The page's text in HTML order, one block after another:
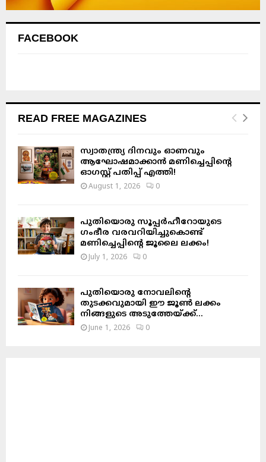
FACEBOOK
READ FREE MAGAZINES
സ്വാതന്ത്ര്യ ദിനവും ഓണവും
ആഘോഷമാക്കാൻ മണിച്ചെപ്പിന്റെ
ഓഗസ്റ്റ് പതിപ്പ് എത്തി!
August 1, 2026 0
പുതിയൊരു സൂപ്പർഹീറോയുടെ
ഗംഭീര വരവറിയിച്ചുകൊണ്ട്
മണിച്ചെപ്പിന്റെ ജൂലൈ ലക്കം!
July 1, 2026 0
പുതിയൊരു നോവലിന്റെ
തുടക്കവുമായി ഈ ജൂൺ ലക്കം
നിങ്ങളുടെ അടുത്തേയ്ക്ക്…
June 1, 2026 0